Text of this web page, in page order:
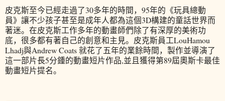
皮克斯至今已經走過了30多年的時間，95年的《玩具總動
員》讓不少孩子甚至是成年人都為這個3D構建的童話世界而
著迷。在皮克斯工作多年的動畫師們除了有深厚的美術功
底，很多都有著自己的創意和主見。皮克斯員工LouHamou
Lhadj與Andrew Coats 就花了五年的業餘時間，製作並導演了
這一部片長5分鍾的動畫短片作品,並且獲得第89屆奧斯卡最佳
動畫短片提名。